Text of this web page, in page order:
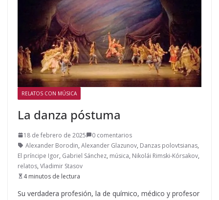
RELATOS CON MÚSICA
La danza póstuma
18 de febrero de 2025
0 comentarios
Alexander Borodin, Alexander Glazunov, Danzas polovtsianas,
El príncipe Igor, Gabriel Sánchez, música, Nikolái Rimski-Kórsakov,
relatos, Vladimir Stasov
4 minutos de lectura
Su verdadera profesión, la de químico, médico y profesor